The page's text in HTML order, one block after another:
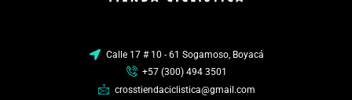
Calle 17 # 10 - 61 Sogamoso, Boyacá
+57 (300) 494 3501
crosstiendaciclistica@gmail.com